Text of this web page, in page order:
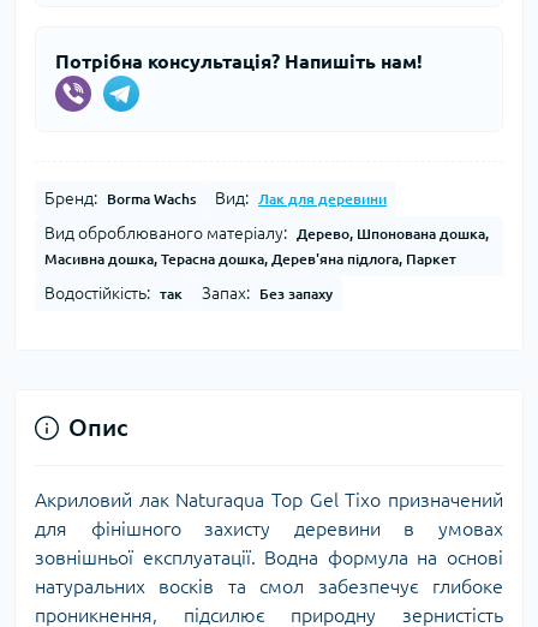
Потрібна консультація? Напишіть нам!
Бренд: Borma Wachs Вид: Лак для деревини
Вид оброблюваного матеріалу:
Дерево, Шпонована дошка,
Масивна дошка, Терасна дошка, Дерев'яна підлога, Паркет
Водостійкість: так Запах: Без запаху
Опис
Акриловий лак Naturaqua Top Gel Tixo призначений
для фінішного захисту деревини в умовах
зовнішньої експлуатації. Водна формула на основі
натуральних восків та смол забезпечує глибоке
проникнення, підсилює природну зернистість